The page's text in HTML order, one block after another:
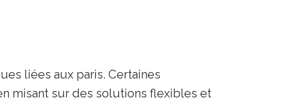
liées aux paris. Certaines
misant sur des solutions flexibles et